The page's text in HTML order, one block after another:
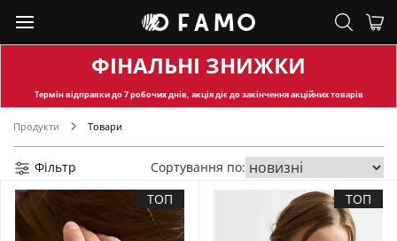
ФІНАЛЬНІ ЗНИЖКИ
Термін відправкидо 7 робочих днів, акція діє до закінчення акційних товарів
Продукти Товари
Фільтр
Сортування по:
ТОП
ТОП